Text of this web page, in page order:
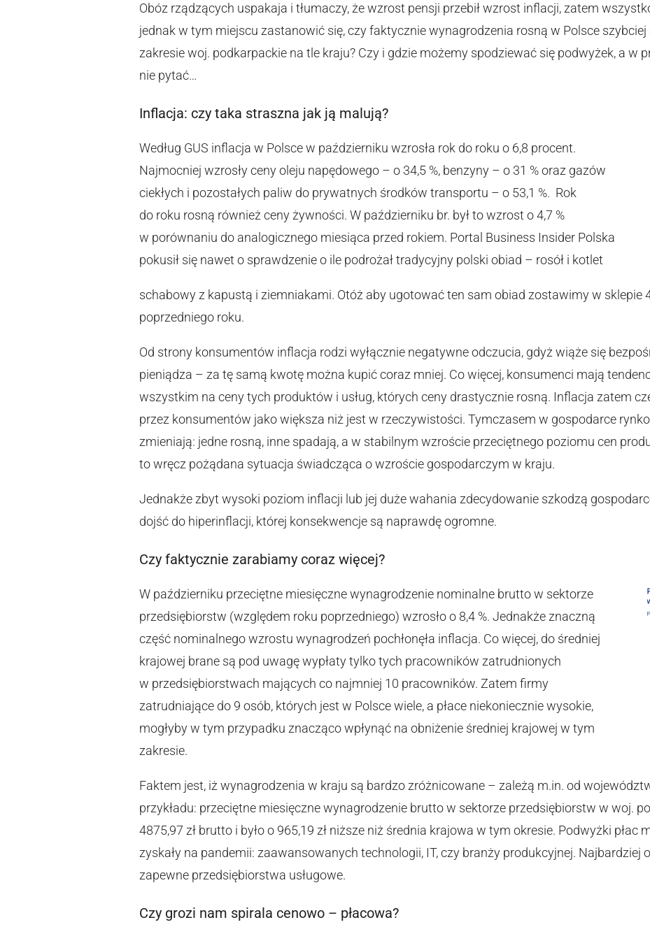
Obóz rządzących uspakaja i tłumaczy, że wzrost pensji przebił wzrost inflacji, zatem
jednak w tym miejscu zastanowić się, czy faktycznie wynagrodzenia rosną w Polsce
zakresie woj. podkarpackie na tle kraju? Czy i gdzie możemy spodziewać się podwyżek, a w
nie pytać…
Inflacja: czy taka straszna jak ją malują?
Według GUS inflacja w Polsce w październiku wzrosła rok do roku o 6,8 procent.
Najmocniej wzrosły ceny oleju napędowego – o 34,5 %, benzyny – o 31 % oraz gazów
ciekłych i pozostałych paliw do prywatnych środków transportu – o 53,1 %. Rok
do roku rosną również ceny żywności. W październiku br. był to wzrost o 4,7 %
w porównaniu do analogicznego miesiąca przed rokiem. Portal Business Insider Polska
pokusił się nawet o sprawdzenie o ile podrożał tradycyjny polski obiad – rosół i kotlet
schabowy z kapustą i ziemniakami. Otóż aby ugotować ten sam obiad zostawimy w sklepie
poprzedniego roku.
Od strony konsumentów inflacja rodzi wyłącznie negatywne odczucia, gdyż wiąże się
pieniądza – za tę samą kwotę można kupić coraz mniej. Co więcej, konsumenci mają
wszystkim na ceny tych produktów i usług, których ceny drastycznie rosną. Inflacja zatem
przez konsumentów jako większa niż jest w rzeczywistości. Tymczasem w gospodarce
zmieniają: jedne rosną, inne spadają, a w stabilnym wzroście przeciętnego poziomu cen
to wręcz pożądana sytuacja świadcząca o wzroście gospodarczym w kraju.
Jednakże zbyt wysoki poziom inflacji lub jej duże wahania zdecydowanie szkodzą
dojść do hiperinflacji, której konsekwencje są naprawdę ogromne.
Czy faktycznie zarabiamy coraz więcej?
W październiku przeciętne miesięczne wynagrodzenie nominalne brutto w sektorze
przedsiębiorstw (względem roku poprzedniego) wzrosło o 8,4 %. Jednakże znaczną
część nominalnego wzrostu wynagrodzeń pochłonęła inflacja. Co więcej, do średniej
krajowej brane są pod uwagę wypłaty tylko tych pracowników zatrudnionych
w przedsiębiorstwach mających co najmniej 10 pracowników. Zatem firmy
zatrudniające do 9 osób, których jest w Polsce wiele, a płace niekoniecznie wysokie,
mogłyby w tym przypadku znacząco wpłynąć na obniżenie średniej krajowej w tym
zakresie.
Faktem jest, iż wynagrodzenia w kraju są bardzo zróżnicowane – zależą m.in. od
przykładu: przeciętne miesięczne wynagrodzenie brutto w sektorze przedsiębiorstw w woj.
4875,97 zł brutto i było o 965,19 zł niższe niż średnia krajowa w tym okresie. Podwyżki
zyskały na pandemii: zaawansowanych technologii, IT, czy branży produkcyjnej. Najbardziej
zapewne przedsiębiorstwa usługowe.
Czy grozi nam spirala cenowo – płacowa?